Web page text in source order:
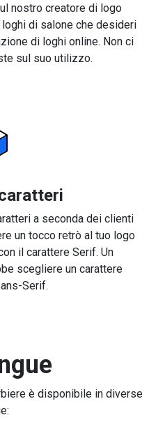
nostro creatore di logo
di salone che desideri
di loghi online. Non ci
sul suo utilizzo.
a seconda dei clienti
un tocco retrò al tuo logo
il carattere Serif. Un
scegliere un carattere
Serif.
è disponibile in diverse